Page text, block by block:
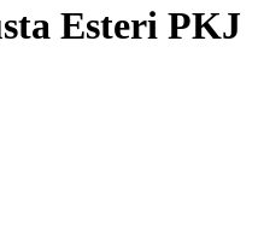
Esteri PKJ